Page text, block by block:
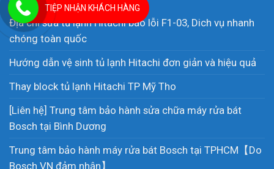
Địa chỉ sửa tủ lạnh Hitachi báo lỗi F1-03, Dich vụ nhanh
chóng toàn quốc
Hướng dẫn vệ sinh tủ lạnh Hitachi đơn giản và hiệu quả
Thay block tủ lạnh Hitachi TP Mỹ Tho
[Liên hệ] Trung tâm bảo hành sửa chữa máy rửa bát
Bosch tại Bình Dương
Trung tâm bảo hành máy rửa bát Bosch tại TPHCM【Do
Bosch VN đảm nhận】
TIỆP NHẬN KHÁCH HÀNG